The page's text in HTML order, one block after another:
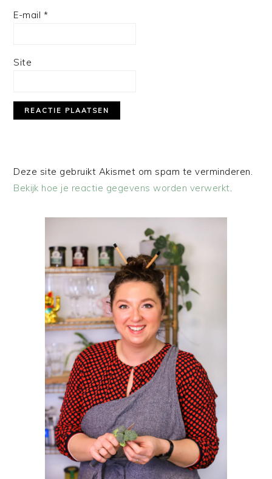
E-mail *
Site
Deze site gebruikt Akismet om spam te verminderen.
Bekijk hoe je reactie gegevens worden verwerkt.